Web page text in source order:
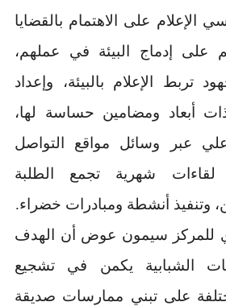
الإعلام على الاهتمام بالقضايا
على إدماج البيئة في عملهم،
تربط الإعلام بالبيئة، وإعداد
أبعاد ومضامين حساسة لها،
عبر وسائل مواقع التواصل
لقاءات شهرية تجمع الطلبة
وتنفيذ أنشطة ومبادرات خضراء.
للمركز سيمون عوض أن الهدف
الشبابية يكمن في تشجيع
على تبني ممارسات صديقة